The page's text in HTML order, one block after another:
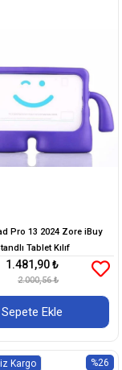
Pro 13 2024 Zore iBuy
Tablet Kılıf
1.481,90 ₺
2.000,56 ₺
Sepete Ekle
%26
Kargo